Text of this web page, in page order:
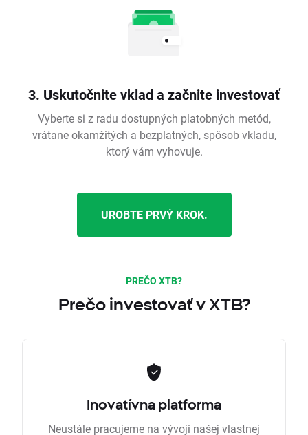
3. Uskutočnite vklad a začnite investovať
Vyberte si z radu dostupných platobných metód,
vrátane okamžitých a bezplatných, spôsob vkladu,
ktorý vám vyhovuje.
UROBTE PRVÝ KROK.
PREČO XTB?
Prečo investovať v XTB?
Inovatívna platforma
Neustále pracujeme na vývoji našej vlastnej